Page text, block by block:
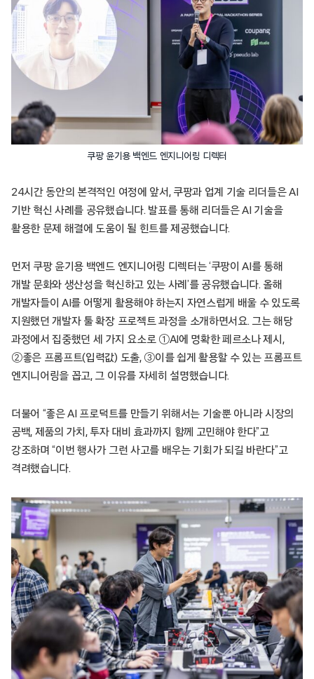
쿠팡 윤기용 백엔드 엔지니어링 디렉터
24시간 동안의 본격적인 여정에 앞서, 쿠팡과 업계 기술 리더들은 AI
기반 혁신 사례를 공유했습니다. 발표를 통해 리더들은 AI 기술을
활용한 문제 해결에 도움이 될 힌트를 제공했습니다.
먼저 쿠팡 윤기용 백엔드 엔지니어링 디렉터는 ‘쿠팡이 AI를 통해
개발 문화와 생산성을 혁신하고 있는 사례’를 공유했습니다. 올해
개발자들이 AI를 어떻게 활용해야 하는지 자연스럽게 배울 수 있도록
지원했던 개발자 툴 확장 프로젝트 과정을 소개하면서요. 그는 해당
과정에서 집중했던 세 가지 요소로 ①AI에 명확한 페르소나 제시,
②좋은 프롬프트(입력값) 도출, ③이를 쉽게 활용할 수 있는 프롬프트
엔지니어링을 꼽고, 그 이유를 자세히 설명했습니다.
더불어 “좋은 AI 프로덕트를 만들기 위해서는 기술뿐 아니라 시장의
공백, 제품의 가치, 투자 대비 효과까지 함께 고민해야 한다”고
강조하며 “이번 행사가 그런 사고를 배우는 기회가 되길 바란다”고
격려했습니다.